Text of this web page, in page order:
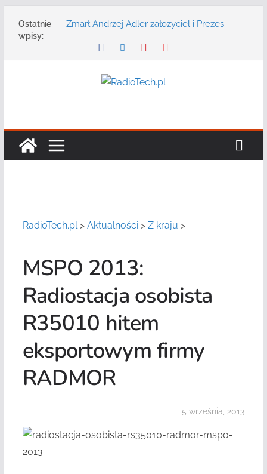
Ostatnie
wpisy:
Zmarł Andrzej Adler założyciel i Prezes
Radmor – największy polski producent
DGT wraz z partnerami zaprasza na
konferencję: „Bezpieczeństwo,
bezpieczeństwa publicznego usługę
RadioTech.pl> Aktualności> Z kraju >
MSPO 2013:
Radiostacja osobista
R35010 hitem
eksportowym firmy
RADMOR
5 września, 2013